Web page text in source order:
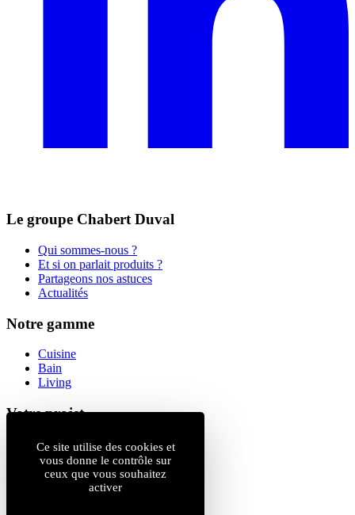
Le groupe Chabert Duval
Qui sommes-nous ?
Et si on parlait produits ?
Partageons nos astuces
Actualités
Notre gamme
Cuisine
Bain
Living
Votre projet
Magasins
Catalogue
Professionnels
Ce site utilise des cookies et
vous donne le contrôle sur
ceux que vous souhaitez
activer